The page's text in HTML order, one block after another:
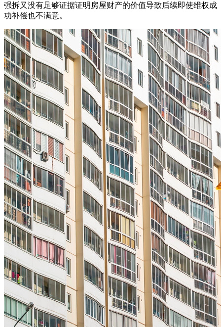
强拆又没有足够证据证明房屋财产的价值导致后续即使维权成
功补偿也不满意。